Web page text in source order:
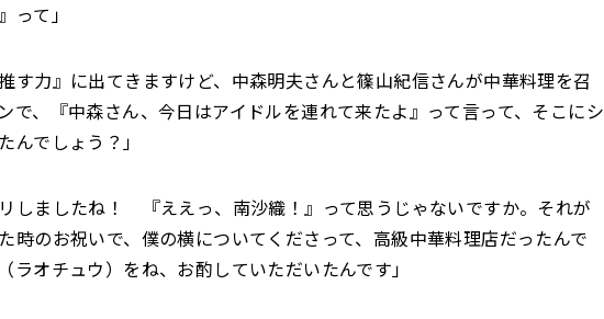
って」
推す力』に出てきますけど、中森明夫さんと篠山紀信さんが中華料理を召
で、『中森さん、今日はアイドルを連れて来たよ』って言って、そこにシ
んでしょう？」
リしましたね！ 『ええっ、南沙織！』って思うじゃないですか。それが
時のお祝いで、僕の横についてくださって、高級中華料理店だったんで
ラオチュウ）をね、お酌していただいたんです」